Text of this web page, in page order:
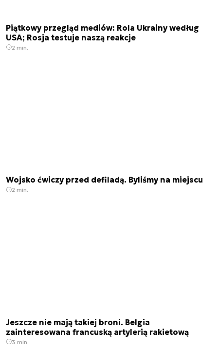
Piątkowy przegląd mediów: Rola Ukrainy według
USA; Rosja testuje naszą reakcje
2 min.
Wojsko ćwiczy przed defiladą. Byliśmy na miejscu
2 min.
Jeszcze nie mają takiej broni. Belgia
zainteresowana francuską artylerią rakietową
3 min.